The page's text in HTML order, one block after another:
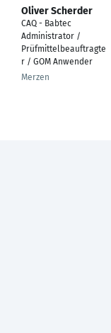
Oliver Scherder
CAQ - Babtec
Administrator /
Prüfmittelbeauftragte
r / GOM Anwender
Merzen